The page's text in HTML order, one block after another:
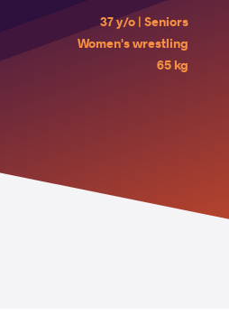
37 y/o | Seniors
Women's wrestling
65 kg